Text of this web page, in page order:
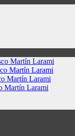
Martín Larami
Martín Larami
Martín Larami
Martín Larami